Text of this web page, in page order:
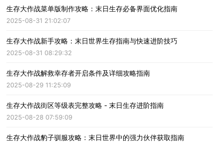
生存大作战菜单版制作攻略：末日生存必备界面优化指南
2025-08-31 21:02:07
生存大作战新手攻略：末日世界生存指南与快速进阶技巧
2025-08-31 08:29:32
生存大作战解救幸存者开启条件及详细攻略指南
2025-08-29 11:25:09
生存大作战街区等级表完整攻略 - 末日生存进阶指南
2025-08-28 07:59:09
生存大作战豹子驯服攻略：末日世界中的强力伙伴获取指南